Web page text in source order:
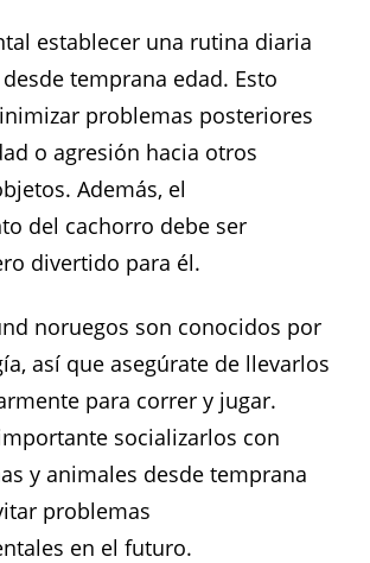
establecer una rutina diaria
temprana edad. Esto
problemas posteriores
o agresión hacia otros
Además, el
del cachorro debe ser
divertido para él.
noruegos son conocidos por
así que asegúrate de llevarlos
para correr y jugar.
socializarlos con
y animales desde temprana
problemas
en el futuro.